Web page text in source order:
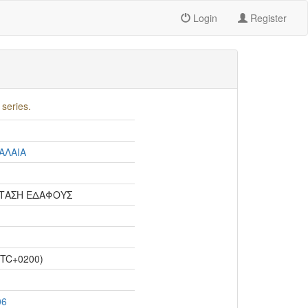
Login Register
ΕΔΑΦΟΥΣ